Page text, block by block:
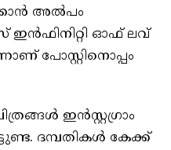
അല്‍പം
ഓഫ് ലവ്
പോസ്റ്റിനൊപ്പം
ഇന്‍സ്റ്റഗ്രാം
ദമ്പതികള്‍ കേക്ക്